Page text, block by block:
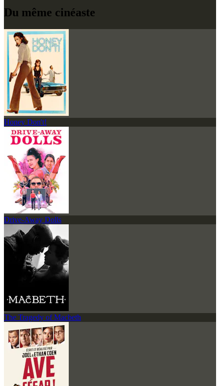
Du même cinéaste
Honey Don't!
Drive-Away Dolls
The Tragedy of Macbeth